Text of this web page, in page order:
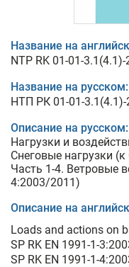
Название на
NTP RK 01-01-
Название на русском:
НТП РК 01-01-3.1(4.1)-
Описание на русском:
Нагрузки и
Снеговые нагрузки
Часть 1-4. Ветровые
4:2003/2011)
Описание на
Loads and actions on
SP RK EN 1991-1-
SP RK EN 1991-1-